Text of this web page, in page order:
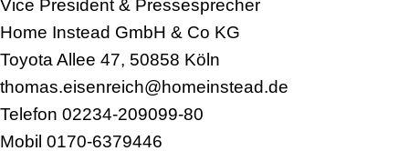
Vice President & Pressesprecher
Home Instead GmbH & Co KG
Toyota Allee 47, 50858 Köln
thomas.eisenreich@homeinstead.de
Telefon 02234-209099-80
Mobil 0170-6379446